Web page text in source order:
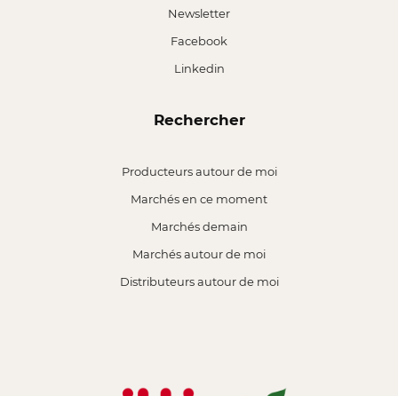
Newsletter
Facebook
Linkedin
Rechercher
Producteurs autour de moi
Marchés en ce moment
Marchés demain
Marchés autour de moi
Distributeurs autour de moi